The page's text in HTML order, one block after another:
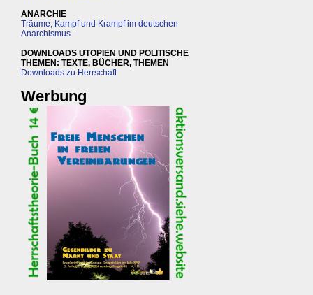
ANARCHIE
Träume, Kampf und Krampf im deutschen
Anarchismus
DOWNLOADS UTOPIEN UND POLITISCHE
THEMEN: TEXTE, BÜCHER, THEMEN
Downloads zu Herrschaft
Werbung